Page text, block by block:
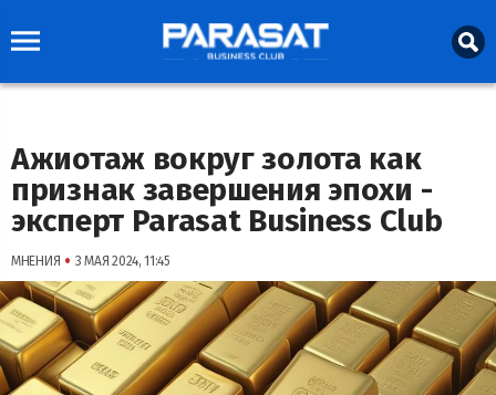
Ажиотаж вокруг золота как
признак завершения эпохи -
эксперт Parasat Business Club
МНЕНИЯ • 3 МАЯ 2024, 11:45